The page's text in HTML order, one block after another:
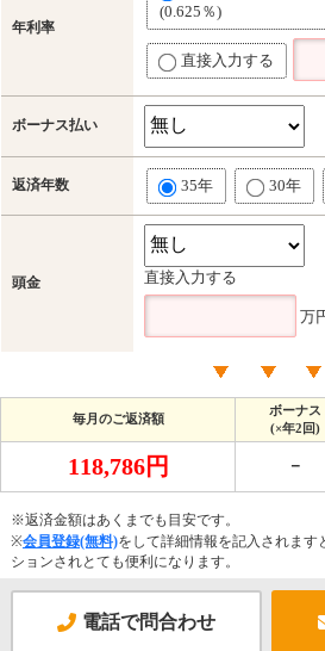
年利率
(0.625％)
直接入力する
ボーナス払い
返済年数 35年 30年
頭金 直接入力する
万
毎月のご返済額
ボーナス
(×年2回)
118,786円 －
※返済金額はあくまでも目安です。
※会員登録(無料)をして詳細情報を記入されます
ションされとても便利になります。
電話で問合わせ